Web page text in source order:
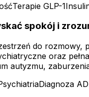
Terapie GLP-1
spokój i
do rozmowy,
oraz
autyzmu,
Diagnoza